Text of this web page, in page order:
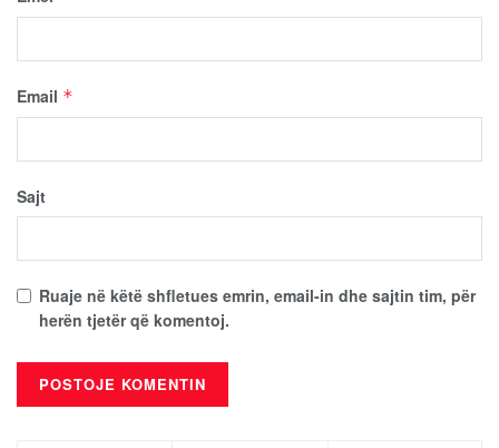
Email *
Sajt
Ruaje në këtë shfletues emrin, email-in dhe sajtin tim, për
herën tjetër që komentoj.